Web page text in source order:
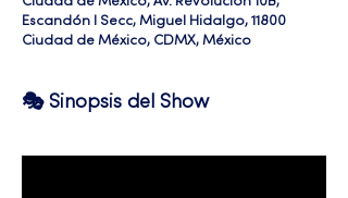
Escandón I Secc, Miguel Hidalgo, 11800
Ciudad de México, CDMX, México
🎭 Sinopsis del Show